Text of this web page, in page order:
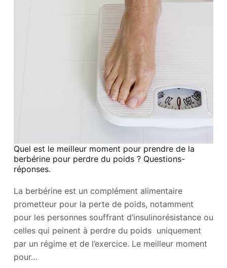
Quel est le meilleur moment pour prendre de la
berbérine pour perdre du poids ? Questions-
réponses.
La berbérine est un complément alimentaire
prometteur pour la perte de poids, notamment
pour les personnes souffrant d’insulinorésistance ou
celles qui peinent à perdre du poids uniquement
par un régime et de l’exercice. Le meilleur moment
pour…